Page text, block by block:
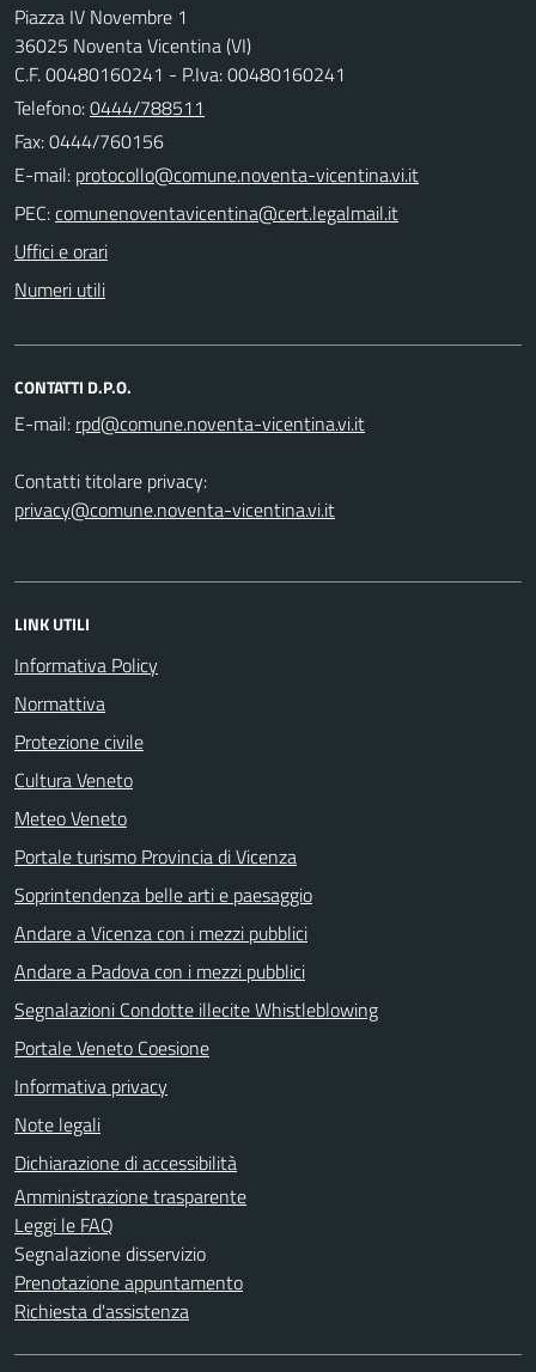
Piazza IV Novembre 1
36025 Noventa Vicentina (VI)
C.F. 00480160241 - P.Iva: 00480160241
Telefono:0444/788511
Fax: 0444/760156
E-mail:
PEC:
Uffici e orari
Numeri utili
CONTATTI D.P.O.
E-mail:
Contatti titolare privacy:
privacy@comune.noventa-vicentina.vi.it
LINK UTILI
Informativa Policy
Normattiva
Protezione civile
Cultura Veneto
Meteo Veneto
Portale turismo Provincia di Vicenza
Soprintendenza belle arti e paesaggio
Andare a Vicenza con i mezzi pubblici
Andare a Padova con i mezzi pubblici
Segnalazioni Condotte illecite Whistleblowing
Portale Veneto Coesione
Informativa privacy
Note legali
Dichiarazione di accessibilità
Amministrazione trasparente
Leggi le FAQ
Segnalazione disservizio
Prenotazione appuntamento
Richiesta d'assistenza